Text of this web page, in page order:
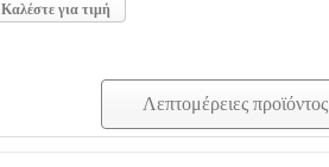
Καλέστε για τιμή
Λεπτομέρειες προϊόντος